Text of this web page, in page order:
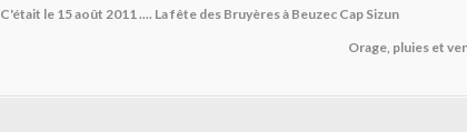
C'était le 15 août 2011 .... La fête des Bruyères à Beuzec Cap Sizun
Orage, pluies et